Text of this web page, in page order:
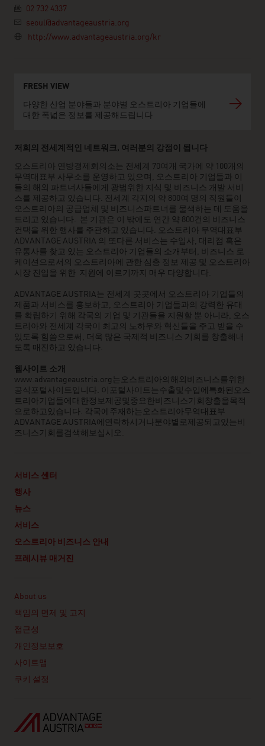
02 732 4337
seoul@advantageaustria.org
http://www.advantageaustria.org/kr
FRESH VIEW
다양한 산업 분야들과 분야별 오스트리아 기업들에
대한 폭넓은 정보를 제공해드립니다
저희의 전세계적인 네트워크, 여러분의 강점이 됩니다
오스트리아 연방경제회의소는 전세계 70여개 국가에 약 100개의
무역대표부 사무소를 운영하고 있으며, 오스트리아 기업들과 이
들의 해외 파트너사들에게 광범위한 지식 및 비즈니스 개발 서비
스를 제공하고 있습니다. 전세계 각지의 약 800여 명의 직원들이
오스트리아의 공급업체 및 비즈니스파트너를 물색하는 데 도움을
드리고 있습니다. 본 기관은 이 밖에도 연간 약 800건의 비즈니스
컨택을 위한 행사를 주관하고 있습니다. 오스트리아 무역대표부
ADVANTAGE AUSTRIA 의 또다른 서비스는 수입사, 대리점 혹은
유통사를 찾고 있는 오스트리아 기업들의 소개부터, 비즈니스 로
케이션으로서의 오스트리아에 관한 심층 정보 제공 및 오스트리아
시장 진입을 위한 지원에 이르기까지 매우 다양합니다.
ADVANTAGE AUSTRIA는 전세계 곳곳에서 오스트리아 기업들의
제품과 서비스를 홍보하고, 오스트리아 기업들과의 강력한 유대
를 확립하기 위해 각국의 기업 및 기관들을 지원할 뿐 아니라, 오스
트리아와 전세계 각국이 최고의 노하우와 혁신들을 주고 받을 수
있도록 힘씀으로써, 더욱 많은 국제적 비즈니스 기회를 창출해내
도록 매진하고 있습니다.
웹사이트 소개
www.advantageaustria.org는오스트리아의해외비즈니스를위한
공식포털사이트입니다. 이포털사이트는수출및수입에특화된오스
트리아기업들에대한정보제공및중요한비즈니스기회창출을목적
으로하고있습니다. 각국에주재하는오스트리아무역대표부
ADVANTAGE AUSTRIA에연락하시거나분야별로제공되고있는비
즈니스기회를검색해보십시오.
서비스 센터
행사
뉴스
서비스
오스트리아 비즈니스 안내
프레시뷰 매거진
About us
책임의 면제 및 고지
접근성
개인정보보호
사이트맵
쿠키 설정